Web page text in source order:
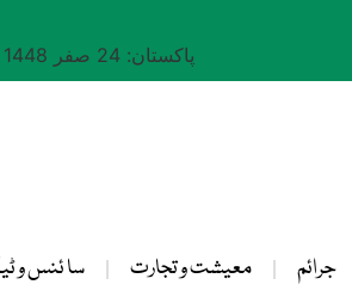
پاکستان: 24 صفر 1448
جرائم معیشت و تجارت سا ئنس و